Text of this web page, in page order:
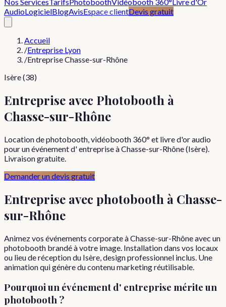
AudioLogicielBlogAvisEspace clientDevis gratuit
Accueil
/Entreprise Lyon
/Entreprise Chasse-sur-Rhône
Isère (38)
Entreprise avec Photobooth à
Chasse-sur-Rhône
Location de photobooth, vidéobooth 360° et livre d'or audio
pour un événement d' entreprise à Chasse-sur-Rhône (Isère).
Livraison gratuite.
Demander un devis gratuit
Entreprise avec photobooth à Chasse-
sur-Rhône
Animez vos événements corporate à Chasse-sur-Rhône avec un
photobooth brandé à votre image. Installation dans vos locaux
ou lieu de réception du Isère, design professionnel inclus. Une
animation qui génère du contenu marketing réutilisable.
Pourquoiun événement d' entreprise mérite un
photobooth ?